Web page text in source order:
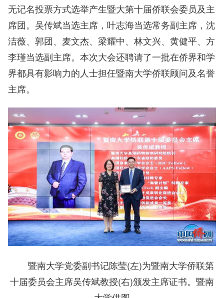
无记名投票方式选举产生暨大第十届侨联会委员及主
席团。吴传斌当选主席，叶志海当选常务副主席，沈
洁薇、郭团、麦文杰、梁耀中、林文兴、黄健平、方
李瑾当选副主席。本次大会还聘请了一批在侨界和学
界都具有影响力的人士担任暨南大学侨联顾问及名誉
主席。
暨南大学党委副书记陈莹(左)为暨南大学侨联第
十届委员会主席吴传斌教授(右)颁发主席证书。暨南